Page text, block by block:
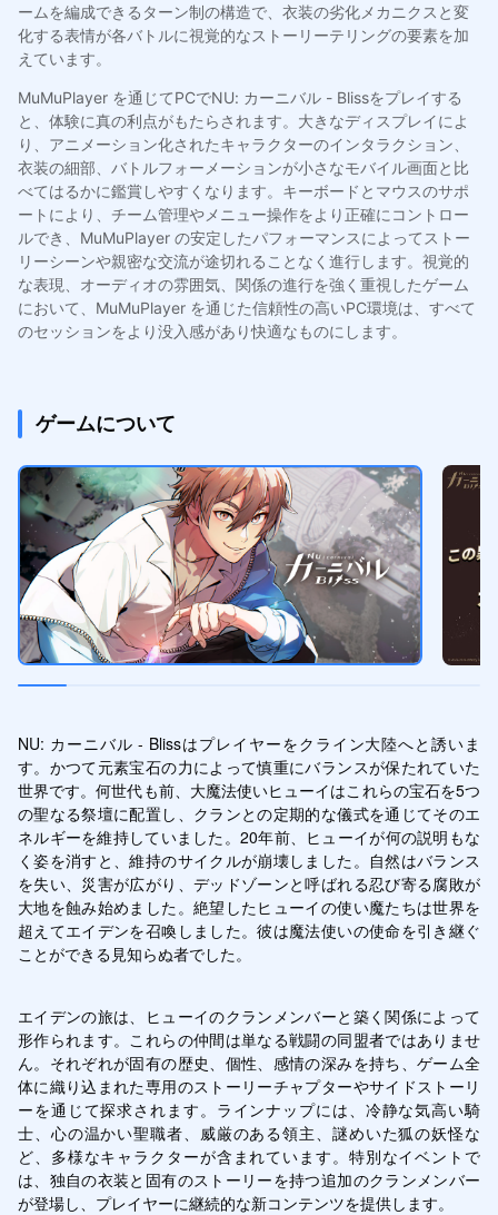
ームを編成できるターン制の構造で、衣装の劣化メカニクスと変
化する表情が各バトルに視覚的なストーリーテリングの要素を加
えています。
MuMuPlayer を通じてPCでNU: カーニバル - Blissをプレイする
と、体験に真の利点がもたらされます。大きなディスプレイによ
り、アニメーション化されたキャラクターのインタラクション、
衣装の細部、バトルフォーメーションが小さなモバイル画面と比
べてはるかに鑑賞しやすくなります。キーボードとマウスのサポ
ートにより、チーム管理やメニュー操作をより正確にコントロー
ルでき、MuMuPlayer の安定したパフォーマンスによってストー
リーシーンや親密な交流が途切れることなく進行します。視覚的
な表現、オーディオの雰囲気、関係の進行を強く重視したゲーム
において、MuMuPlayer を通じた信頼性の高いPC環境は、すべて
のセッションをより没入感があり快適なものにします。
ゲームについて
NU: カーニバル - Blissはプレイヤーをクライン大陸へと誘いま
す。かつて元素宝石の力によって慎重にバランスが保たれていた
世界です。何世代も前、大魔法使いヒューイはこれらの宝石を5つ
の聖なる祭壇に配置し、クランとの定期的な儀式を通じてそのエ
ネルギーを維持していました。20年前、ヒューイが何の説明もな
く姿を消すと、維持のサイクルが崩壊しました。自然はバランス
を失い、災害が広がり、デッドゾーンと呼ばれる忍び寄る腐敗が
大地を蝕み始めました。絶望したヒューイの使い魔たちは世界を
超えてエイデンを召喚しました。彼は魔法使いの使命を引き継ぐ
ことができる見知らぬ者でした。
エイデンの旅は、ヒューイのクランメンバーと築く関係によって
形作られます。これらの仲間は単なる戦闘の同盟者ではありませ
ん。それぞれが固有の歴史、個性、感情の深みを持ち、ゲーム全
体に織り込まれた専用のストーリーチャプターやサイドストーリ
ーを通じて探求されます。ラインナップには、冷静な気高い騎
士、心の温かい聖職者、威厳のある領主、謎めいた狐の妖怪な
ど、多様なキャラクターが含まれています。特別なイベントで
は、独自の衣装と固有のストーリーを持つ追加のクランメンバー
が登場し、プレイヤーに継続的な新コンテンツを提供します。